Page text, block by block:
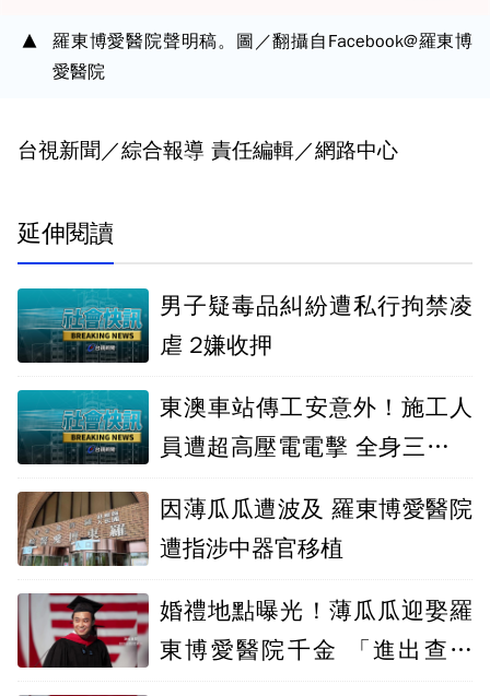
羅東博愛醫院聲明稿。圖／翻攝自Facebook@羅東博
愛醫院
台視新聞／綜合報導 責任編輯／網路中心
延伸閱讀
男子疑毒品糾紛遭私行拘禁凌
虐 2嫌收押
東澳車站傳工安意外！施工人
員遭超高壓電電擊 全身三度燒
因薄瓜瓜遭波及 羅東博愛醫院
遭指涉中器官移植
婚禮地點曝光！薄瓜瓜迎娶羅
東博愛醫院千金 「進出查身